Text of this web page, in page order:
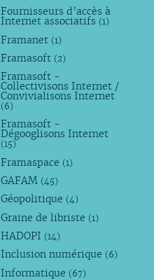
Fournisseurs d’accès à
Internet associatifs (1)
Framanet (1)
Framasoft (2)
Framasoft -
Collectivisons Internet /
Convivialisons Internet
(6)
Framasoft -
Dégooglisons Internet
(15)
Framaspace (1)
GAFAM (45)
Géopolitique (4)
Graine de libriste (1)
HADOPI (14)
Inclusion numérique (6)
Informatique (67)